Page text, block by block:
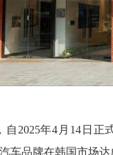
自2025年4月14日
口汽车品牌在